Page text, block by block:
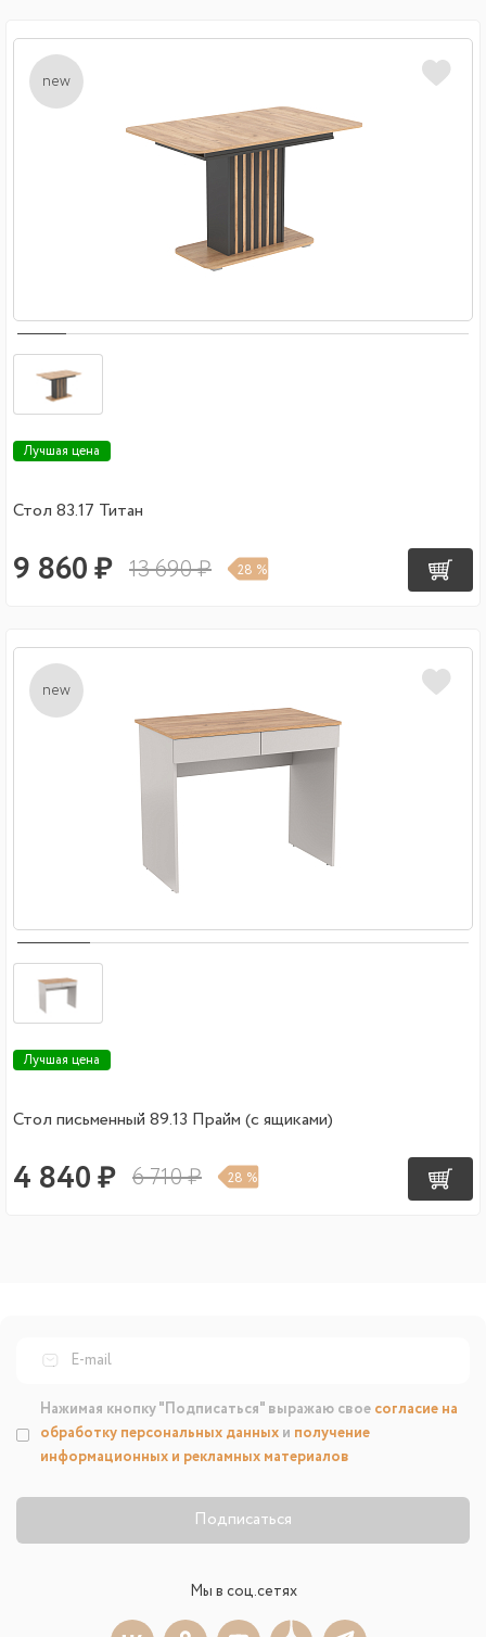
new
Лучшая цена
Стол 83.17 Титан
9 860 ₽ 13 690 ₽ 28 %
new
Лучшая цена
Стол письменный 89.13 Прайм (с ящиками)
4 840 ₽ 6 710 ₽ 28 %
Подписаться
Нажимая кнопку "Подписаться" выражаю свое согласие на
обработку персональных данных и получение
информационных и рекламных материалов
Мы в соц.сетях